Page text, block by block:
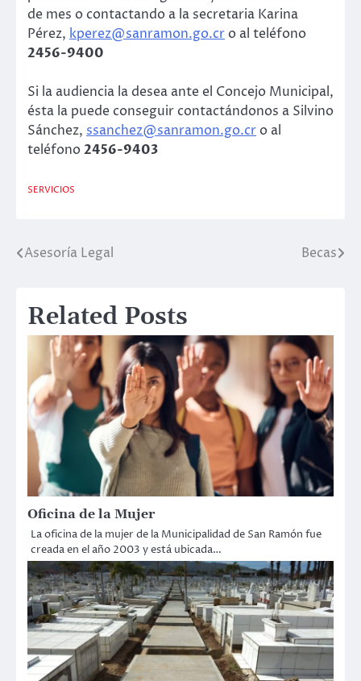
de mes o contactando a la secretaria Karina
Pérez, kperez@sanramon.go.cr o al teléfono
2456-9400
Si la audiencia la desea ante el Concejo Municipal,
ésta la puede conseguir contactándonos a Silvino
Sánchez, ssanchez@sanramon.go.cr o al
teléfono2456-9403
SERVICIOS
Post
Asesoría Legal Becas
Related Posts
Oficina de la Mujer
La oficina de la mujer de la Municipalidad de San Ramón fue
creada en el año 2003 y está ubicada…